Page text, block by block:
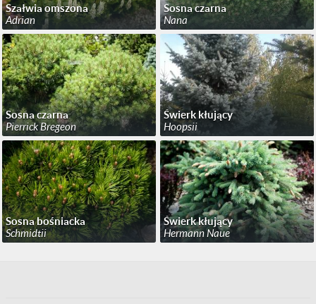
Szałwia omszona
Adrian
Sosna czarna
Nana
Sosna czarna
Pierrick Bregeon
Świerk kłujący
Hoopsii
Sosna bośniacka
Schmidtii
Świerk kłujący
Hermann Naue